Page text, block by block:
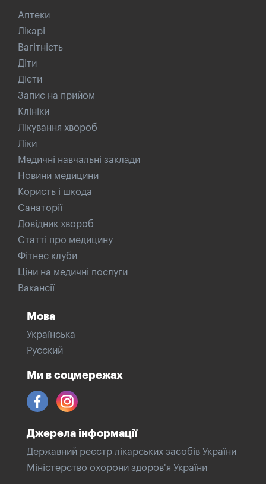
Аптеки
Лікарі
Вагітність
Діти
Дієти
Запис на прийом
Клініки
Лікування хвороб
Ліки
Медичні навчальні заклади
Новини медицини
Користь і шкода
Санаторії
Довідник хвороб
Статті про медицину
Фітнес клуби
Ціни на медичні послуги
Вакансії
Мова
Українська
Русский
Ми в соцмережах
Джерела інформації
Державний реєстр лікарських засобів України
Міністерство охорони здоров'я України